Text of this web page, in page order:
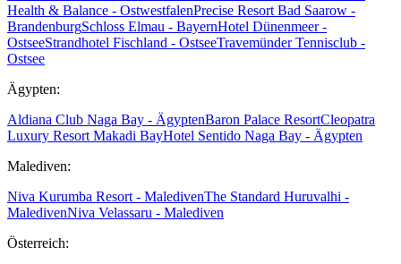
Health & Balance - OstwestfalenPrecise Resort Bad Saarow -
BrandenburgSchloss Elmau - BayernHotel Dünenmeer -
OstseeStrandhotel Fischland - OstseeTravemünder Tennisclub -
Ostsee
Ägypten:
Aldiana Club Naga Bay - ÄgyptenBaron Palace ResortCleopatra
Luxury Resort Makadi BayHotel Sentido Naga Bay - Ägypten
Malediven:
Niva Kurumba Resort - MaledivenThe Standard Huruvalhi -
MaledivenNiva Velassaru - Malediven
Österreich: